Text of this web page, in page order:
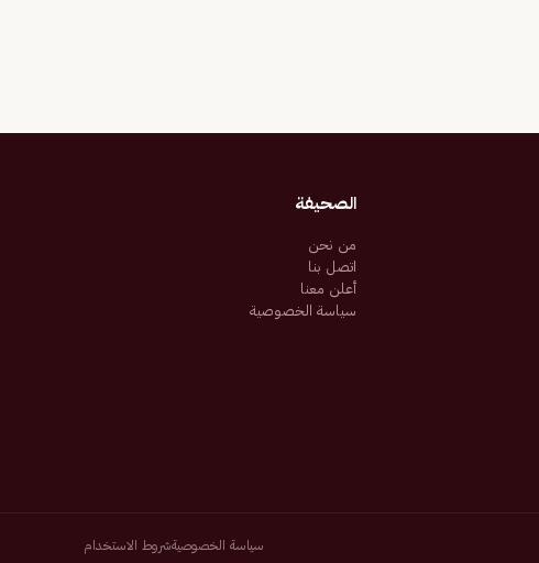
الصحيفة
من نحن
اتصل بنا
أعلن معنا
سياسة الخصوصية
سياسة الخصوصيةشروط الاستخدام